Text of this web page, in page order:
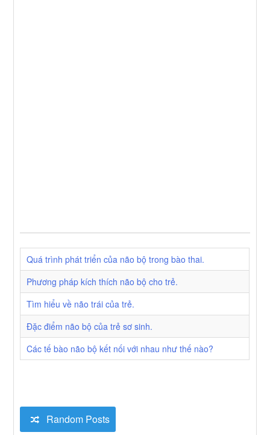
Quá trình phát triển của não bộ trong bào thai.
Phương pháp kích thích não bộ cho trẻ.
Tìm hiểu về não trái của trẻ.
Đặc điểm não bộ của trẻ sơ sinh.
Các tế bào não bộ kết nối với nhau như thế nào?
Random Posts